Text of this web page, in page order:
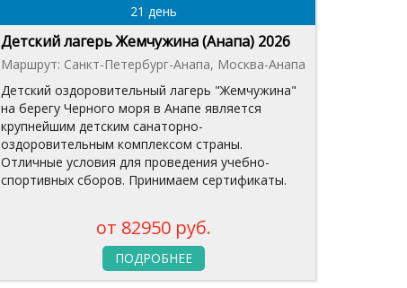
21 день
Детский лагерь Жемчужина (Анапа) 2026
Маршрут: Санкт-Петербург-Анапа, Москва-Анапа
Детский оздоровительный лагерь "Жемчужина"
на берегу Черного моря в Анапе является
крупнейшим детским санаторно-
оздоровительным комплексом страны.
Отличные условия для проведения учебно-
спортивных сборов. Принимаем сертификаты.
от 82950 руб.
ПОДРОБНЕЕ